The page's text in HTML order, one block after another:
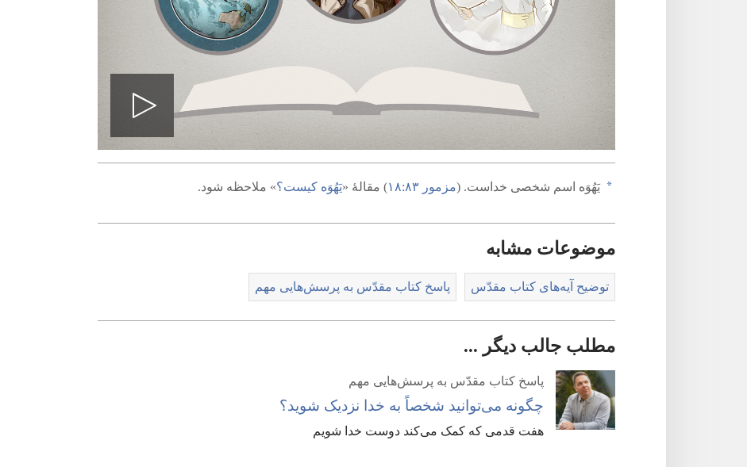
پخش
ویدیو
a یَهُوَه اسم شخصی خداست.‏ (‏مزمور ۸۳:‏۱۸ ‏)‏ مقالهٔ «‏یَهُوَه کیست؟‏‏» ملاحظه شود.‏
موضوعات مشابه
توضیح آیه‌های کتاب مقدّس پاسخ کتاب مقدّس به پرسش‌هایی مهم
مطلب جالب دیگر ...
پاسخ کتاب مقدّس به پرسش‌هایی مهم
چگونه می‌توانید شخصاً به خدا نزدیک شوید؟‏
هفت قدمی که کمک می‌کند دوست خدا شویم